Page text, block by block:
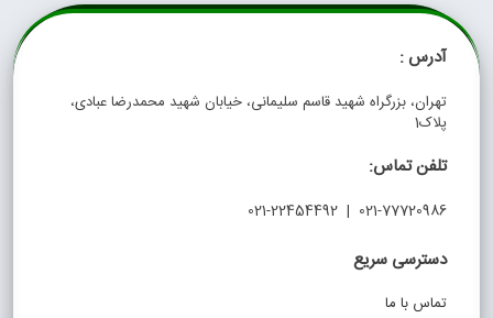
آدرس :
تهران، بزرگراه شهید قاسم سلیمانی، خیابان شهید محمدرضا عبادی،
پلاک1
تلفن تماس:
021-77720986 | 021-22454492
دسترسی سریع
تماس با ما